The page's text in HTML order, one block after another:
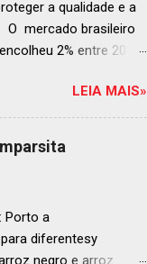
a qualidade e a
O mercado brasileiro
2% entre 2019
e expansão
posiciona como
embalagem perfeita
se para
LEIA MAIS»
a
diferentesy
negro e arroz